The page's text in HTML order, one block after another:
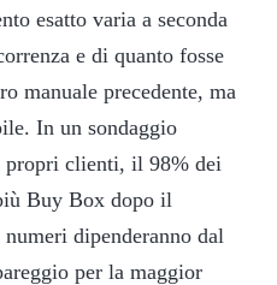
esatto varia a seconda
e di quanto fosse
manuale precedente, ma
In un sondaggio
propri clienti, il 98% dei
Buy Box dopo il
dipenderanno dal
per la maggior